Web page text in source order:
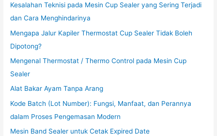
Kesalahan Teknisi pada Mesin Cup Sealer yang Sering Terjadi
dan Cara Menghindarinya
Mengapa Jalur Kapiler Thermostat Cup Sealer Tidak Boleh
Dipotong?
Mengenal Thermostat / Thermo Control pada Mesin Cup
Sealer
Alat Bakar Ayam Tanpa Arang
Kode Batch (Lot Number): Fungsi, Manfaat, dan Perannya
dalam Proses Pengemasan Modern
Mesin Band Sealer untuk Cetak Expired Date